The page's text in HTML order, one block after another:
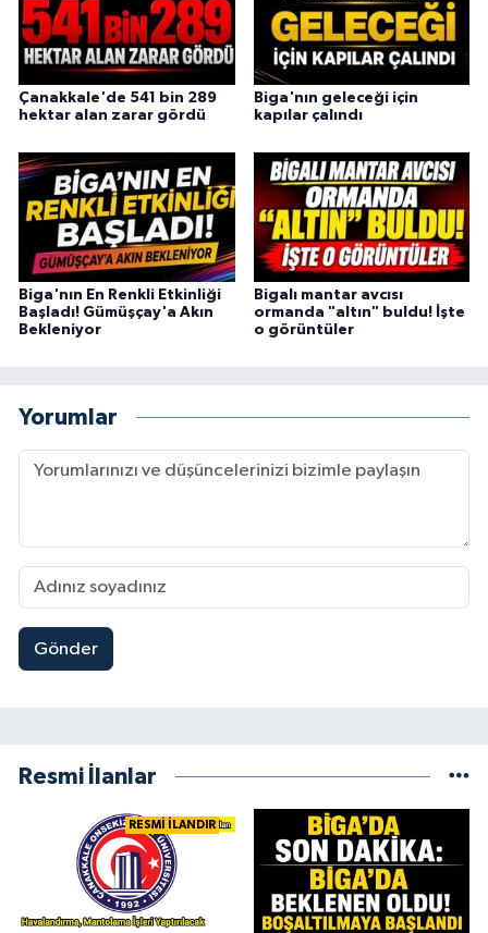
Çanakkale'de 541 bin 289
hektar alan zarar gördü
Biga'nın geleceği için
kapılar çalındı
Biga'nın En Renkli Etkinliği
Başladı! Gümüşçay'a Akın
Bekleniyor
Bigalı mantar avcısı
ormanda "altın" buldu! İşte
o görüntüler
Yorumlar
Gönder
Resmi İlanlar
RESMİ İLANDIR